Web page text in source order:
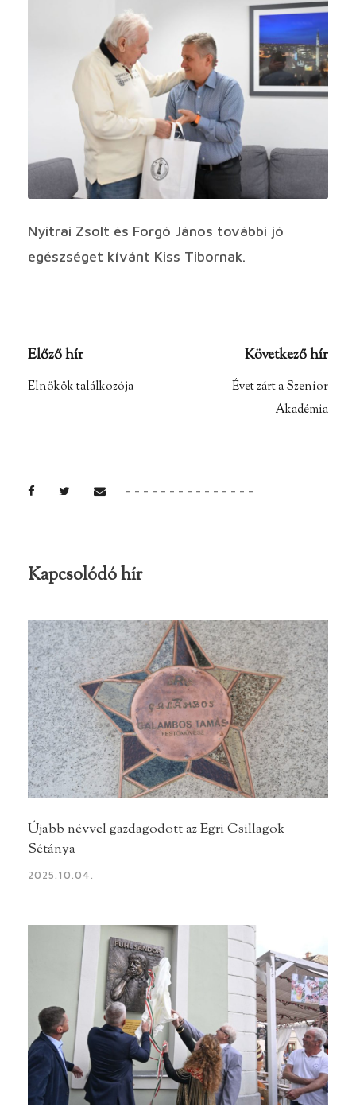
Nyitrai Zsolt és Forgó János további jó
egészséget kívánt Kiss Tibornak.
Előző hír
Elnökök találkozója
Következő hír
Évet zárt a Szenior
Akadémia
Kapcsolódó hír
Újabb névvel gazdagodott az Egri Csillagok
Sétánya
2025.10.04.